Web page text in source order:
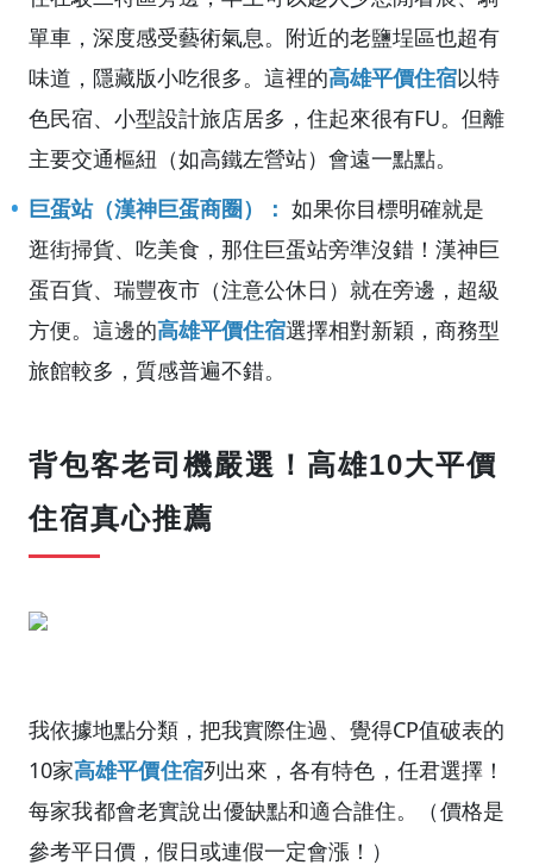
單車，深度感受藝術氣息。附近的老鹽埕區也超有
味道，隱藏版小吃很多。這裡的高雄平價住宿以特
色民宿、小型設計旅店居多，住起來很有FU。但離
主要交通樞紐（如高鐵左營站）會遠一點點。
巨蛋站（漢神巨蛋商圈）： 如果你目標明確就是
逛街掃貨、吃美食，那住巨蛋站旁準沒錯！漢神巨
蛋百貨、瑞豐夜市（注意公休日）就在旁邊，超級
方便。這邊的高雄平價住宿選擇相對新穎，商務型
旅館較多，質感普遍不錯。
背包客老司機嚴選！高雄10大平價
住宿真心推薦
我依據地點分類，把我實際住過、覺得CP值破表的
10家高雄平價住宿列出來，各有特色，任君選擇！
每家我都會老實說出優缺點和適合誰住。（價格是
參考平日價，假日或連假一定會漲！）